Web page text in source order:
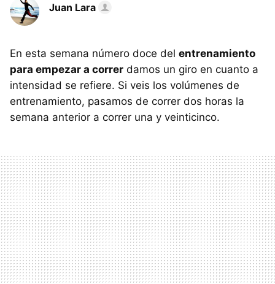
Juan Lara
En esta semana número doce del entrenamiento
para empezar a correr damos un giro en cuanto a
intensidad se refiere. Si veis los volúmenes de
entrenamiento, pasamos de correr dos horas la
semana anterior a correr una y veinticinco.